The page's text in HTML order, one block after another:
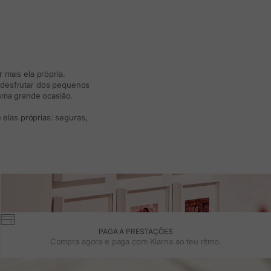
mais ela própria.
dos pequenos
grande ocasião.
próprias: seguras,
PAGA A PRESTAÇÕES
Compra agora e paga com Klarna ao teu ritmo.